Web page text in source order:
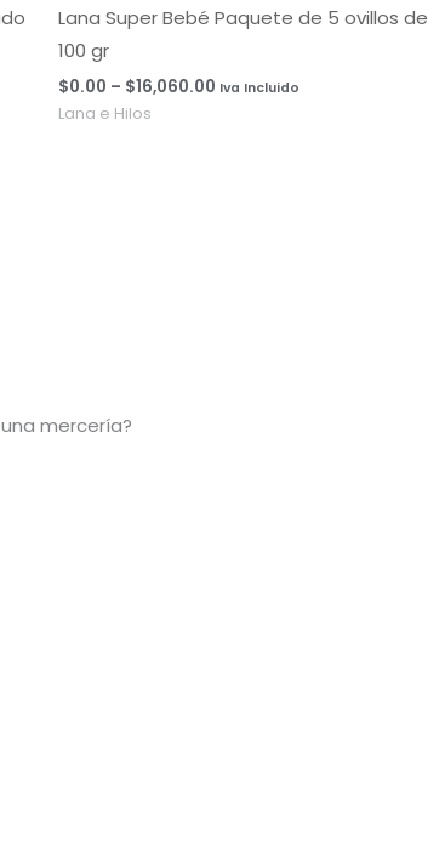
Lana Super Bebé Paquete de 5 ovillos de
100 gr
$0.00 – $16,060.00
$0.00
hasta
Iva Incluido
Lana e Hilos
mercería?